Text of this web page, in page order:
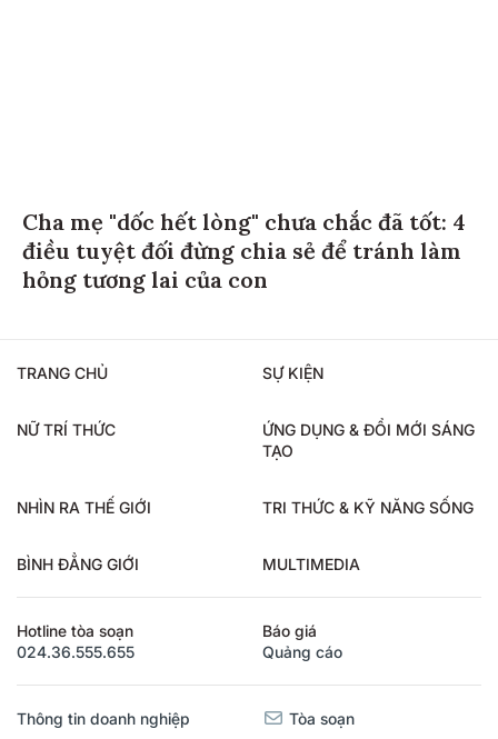
Cha mẹ "dốc hết lòng" chưa chắc đã tốt: 4
điều tuyệt đối đừng chia sẻ để tránh làm
hỏng tương lai của con
TRANG CHỦ SỰ KIỆN
NỮ TRÍ THỨC
ỨNG DỤNG & ĐỔI MỚI SÁNG
TẠO
NHÌN RA THẾ GIỚI TRI THỨC & KỸ NĂNG SỐNG
BÌNH ĐẲNG GIỚI MULTIMEDIA
Hotline tòa soạn
024.36.555.655
Báo giá
Quảng cáo
Thông tin doanh nghiệp Tòa soạn